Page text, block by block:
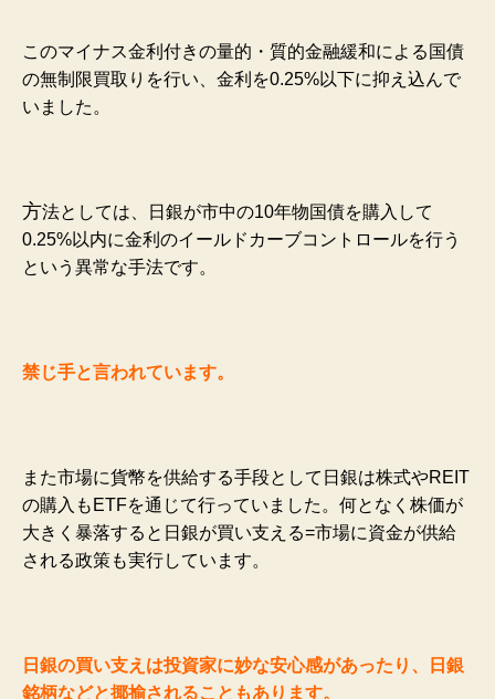
このマイナス金利付きの量的・質的金融緩和による国債
の無制限買取りを行い、金利を0.25%以下に抑え込んで
いました。
方法としては、日銀が市中の10年物国債を購入して
0.25%以内に金利のイールドカーブコントロールを行う
という異常な手法です。
禁じ手と言われています。
また市場に貨幣を供給する手段として日銀は株式やREIT
の購入もETFを通じて行っていました。何となく株価が
大きく暴落すると日銀が買い支える=市場に資金が供給
される政策も実行しています。
日銀の買い支えは投資家に妙な安心感があったり、日銀
銘柄などと揶揄されることもあります。